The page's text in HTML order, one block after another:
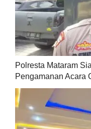
Polresta Mataram
Pengamanan Acara